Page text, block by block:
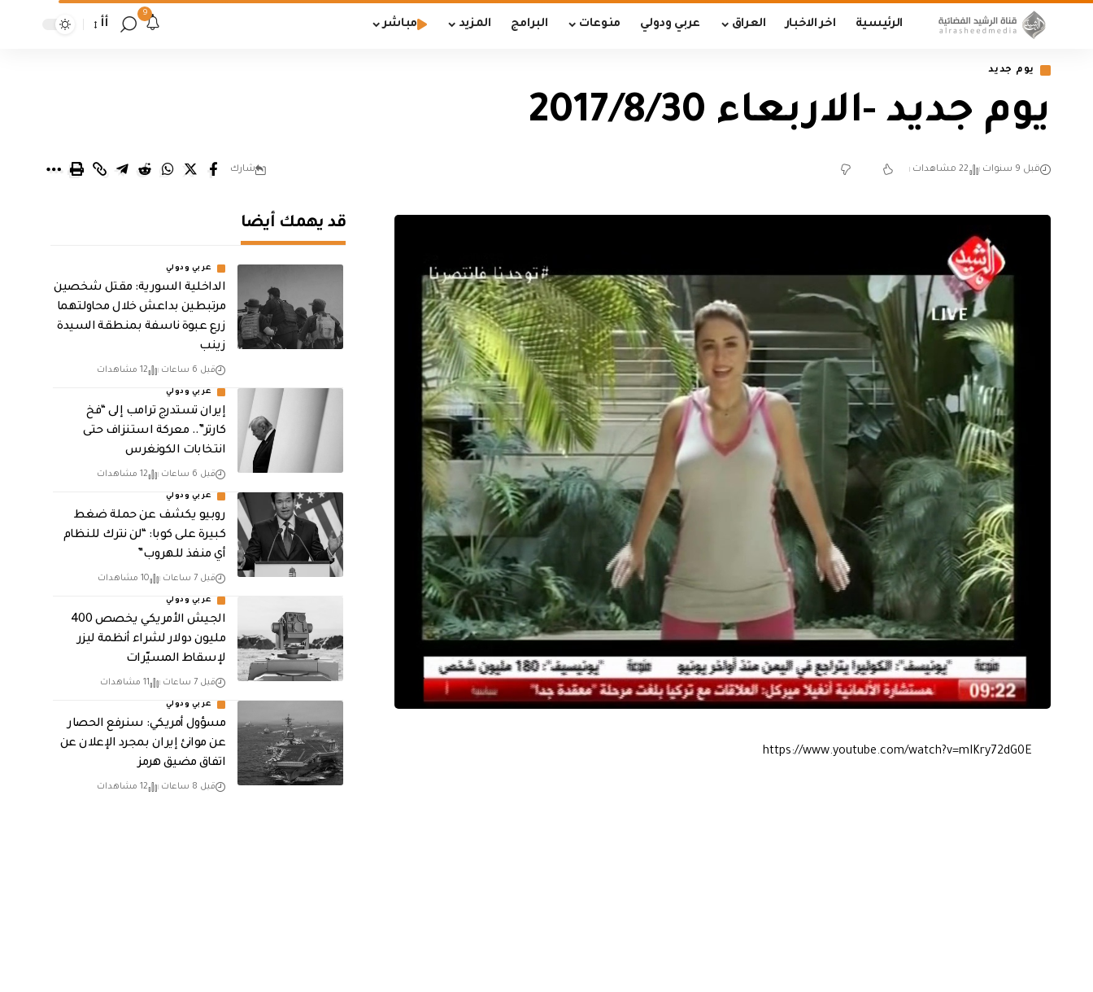
الرئيسية اخر الاخبار العراق عربي ودولي منوعات البرامج المزيد مباشر
9
أأ
يوم جديد
يوم جديد -الاربعاء 2017/8/30
قبل 9 سنوات 22 مشاهدات شارك
https://www.youtube.com/watch?v=mIKry72dG0E
قد يهمك أيضا
عربي ودولي
الداخلية السورية: مقتل شخصين
مرتبطين بداعش خلال محاولتهما
زرع عبوة ناسفة بمنطقة السيدة
زينب
قبل 6 ساعات 12 مشاهدات
عربي ودولي
إيران تستدرج ترامب إلى “فخ
كارتر”.. معركة استنزاف حتى
انتخابات الكونغرس
قبل 6 ساعات 12 مشاهدات
عربي ودولي
روبيو يكشف عن حملة ضغط
كبيرة على كوبا: “لن نترك للنظام
أي منفذ للهروب”
قبل 7 ساعات 10 مشاهدات
عربي ودولي
الجيش الأمريكي يخصص 400
مليون دولار لشراء أنظمة ليزر
لإسقاط المسيّرات
قبل 7 ساعات 11 مشاهدات
عربي ودولي
مسؤول أمريكي: سنرفع الحصار
عن موانئ إيران بمجرد الإعلان عن
اتفاق مضيق هرمز
قبل 8 ساعات 12 مشاهدات